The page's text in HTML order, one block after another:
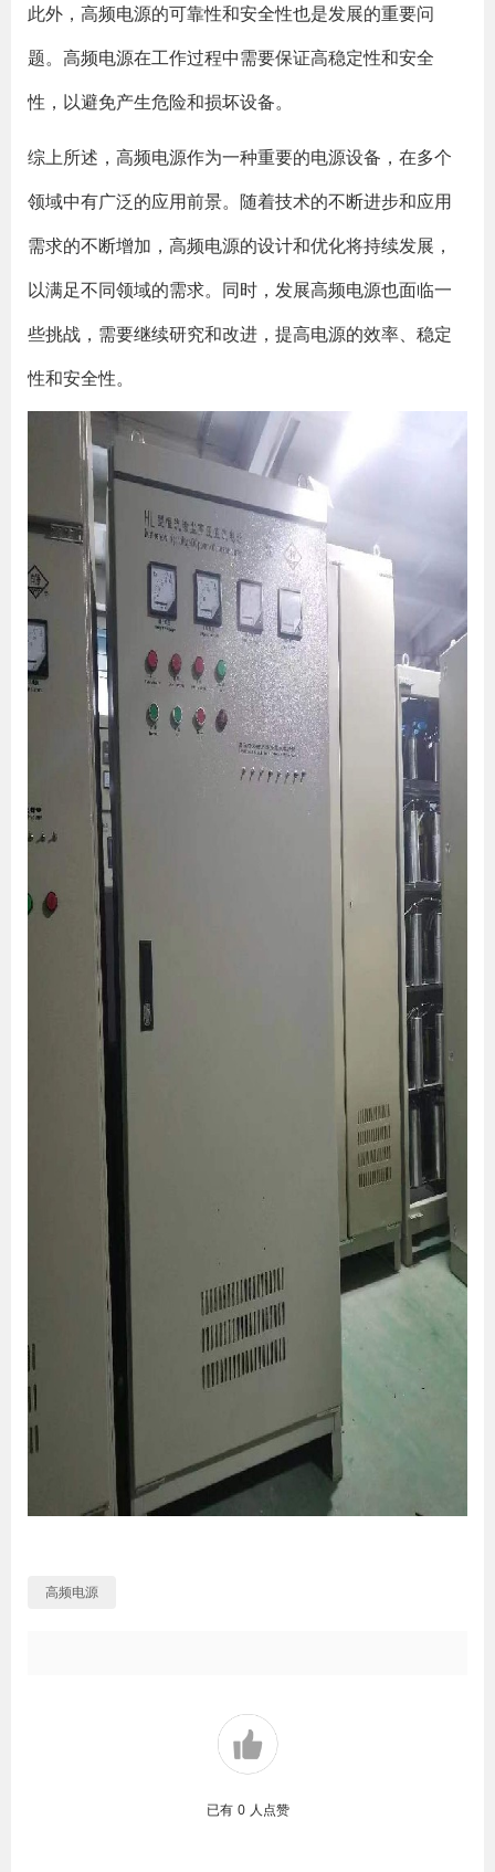
此外，高频电源的可靠性和安全性也是发展的重要问
题。高频电源在工作过程中需要保证高稳定性和安全
性，以避免产生危险和损坏设备。
综上所述，高频电源作为一种重要的电源设备，在多个
领域中有广泛的应用前景。随着技术的不断进步和应用
需求的不断增加，高频电源的设计和优化将持续发展，
以满足不同领域的需求。同时，发展高频电源也面临一
些挑战，需要继续研究和改进，提高电源的效率、稳定
性和安全性。
高频电源
已有 0 人点赞